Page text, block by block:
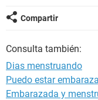
GLOSARIO
Compartir
Consulta también:
Dias menstruando
Puedo estar
Embarazada y